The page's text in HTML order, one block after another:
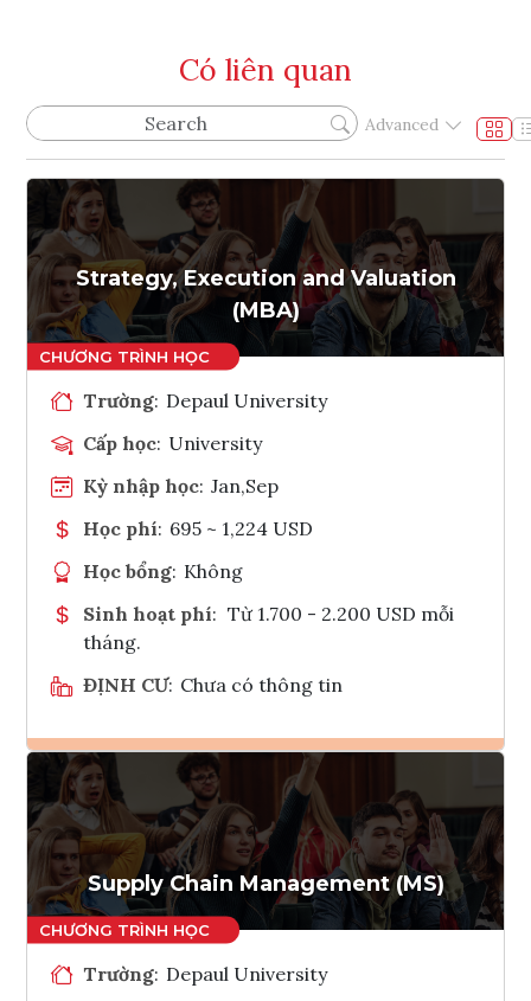
Có liên quan
Advanced
Strategy, Execution and Valuation
(MBA)
Trường: Depaul University
Cấp học: University
Kỳ nhập học: Jan,Sep
Học phí: 695 ~ 1,224 USD
Học bổng: Không
Sinh hoạt phí: Từ 1.700 - 2.200 USD mỗi
tháng.
ĐỊNH CƯ: Chưa có thông tin
Ghi danh
Tham vấn Interlink
Supply Chain Management (MS)
Trường: Depaul University